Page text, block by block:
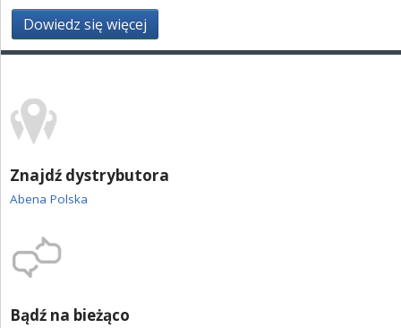
ZGŁOŚ INCYDENT MEDYCZNY
PIELĘGNACJA SKÓRY
STANOWISKA HIGIENICZNE
ROZWIĄZANIA BARIATRYCZNE
KONTAKT
ABENA POLSKA
Znajdź dystrybutora
Abena Polska
Bądź na bieżąco